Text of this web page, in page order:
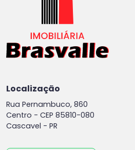
Localização
Rua Pernambuco, 860
Centro - CEP 85810-080
Cascavel - PR